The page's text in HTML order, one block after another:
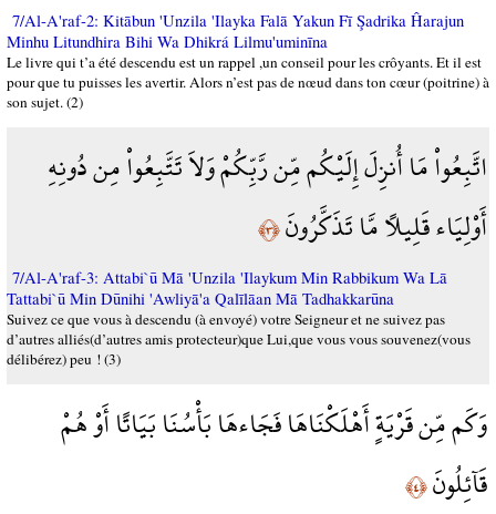
7/Al-A'raf-2: Kitābun 'Unzila 'Ilayka Falā Yakun Fī Şadrika Ĥarajun
Minhu Litundhira Bihi Wa Dhikrá Lilmu'uminīna
Le livre qui t’a été descendu est un rappel ,un conseil pour les crôyants. Et il est
pour que tu puisses les avertir. Alors n’est pas de nœud dans ton cœur (poitrine) à
son sujet. (2)
اتَّبِعُواْ مَا أُنزِلَ إِلَيْكُم مِّن رَّبِّكُمْ وَلاَ تَتَّبِعُواْ مِن دُونِهِ
أَوْلِيَاء قَلِيلاً مَّا تَذَكَّرُونَ﴿٣﴾
7/Al-A'raf-3: Attabi`ū Mā 'Unzila 'Ilaykum Min Rabbikum Wa Lā
Tattabi`ū Min Dūnihi 'Awliyā'a Qalīlāan Mā Tadhakkarūna
Suivez ce que vous à descendu (à envoyé) votre Seigneur et ne suivez pas
d’autres alliés(d’autres amis protecteur)que Lui,que vous vous souvenez(vous
délibérez) peu ! (3)
وَكَم مِّن قَرْيَةٍ أَهْلَكْنَاهَا فَجَاءهَا بَأْسُنَا بَيَاتًا أَوْ هُمْ
قَآئِلُونَ﴿٤﴾